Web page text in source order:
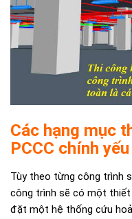
Các hạng mục
PCCC chính yếu
Tùy theo từng công trình
công trình sẽ có một thiết
đặt một hệ thống cứu